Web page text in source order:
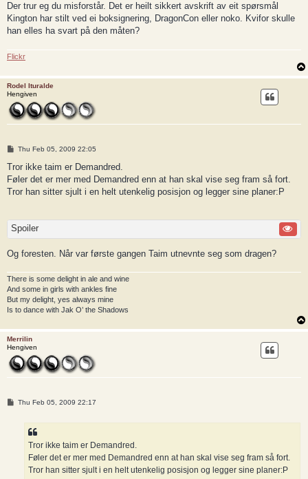
Der trur eg du misforstår. Det er heilt sikkert avskrift av eit spørsmål
Kington har stilt ved ei boksignering, DragonCon eller noko. Kvifor skulle
han elles ha svart på den måten?
Flickr
Rodel Ituralde
Hengiven
P
s
Thu Feb 05, 2009 22:05
Tror ikke taim er Demandred.
Føler det er mer med Demandred enn at han skal vise seg fram så fort.
Tror han sitter sjult i en helt utenkelig posisjon og legger sine planer:P
Spoiler
Og foresten. Når var første gangen Taim utnevnte seg som dragen?
There is some delight in ale and wine
And some in girls with ankles fine
But my delight, yes always mine
Is to dance with Jak O’ the Shadows
Merrilin
Hengiven
PThu Feb 05, 2009 22:17
Tror ikke taim er Demandred.
Føler det er mer med Demandred enn at han skal vise seg fram så fort.
Tror han sitter sjult i en helt utenkelig posisjon og legger sine planer:P